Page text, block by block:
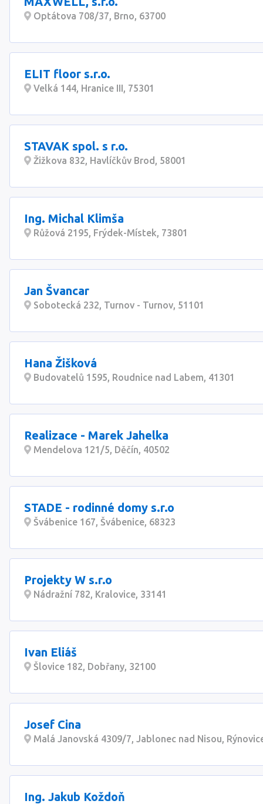
Optátova 708/37, Brno, 63700
ELIT floor s.r.o.
Velká 144, Hranice III, 75301
STAVAK spol. s r.o.
Žižkova 832, Havlíčkův Brod, 58001
Ing. Michal Klimša
Růžová 2195, Frýdek-Místek, 73801
Jan Švancar
Sobotecká 232, Turnov - Turnov, 51101
Hana Žišková
Budovatelů 1595, Roudnice nad Labem, 41301
Realizace - Marek Jahelka
Mendelova 121/5, Děčín, 40502
STADE - rodinné domy s.r.o
Švábenice 167, Švábenice, 68323
Projekty W s.r.o
Nádražní 782, Kralovice, 33141
Ivan Eliáš
Šlovice 182, Dobřany, 32100
Josef Cina
Malá Janovská 4309/7, Jablonec nad Nisou,
Ing. Jakub Koždoň